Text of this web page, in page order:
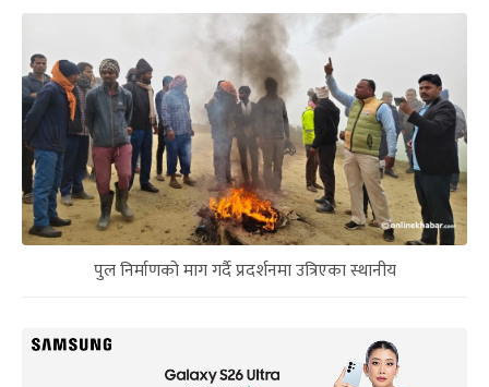
पुल निर्माणको माग गर्दै प्रदर्शनमा उत्रिएका स्थानीय